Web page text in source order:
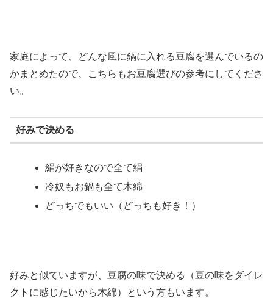
家庭によって、どんな風に鍋に入れる豆腐を選んでいるの
かまとめたので、こちらもお豆腐選びの参考にしてくださ
い。
好みで決める
絹が好きなので全て絹
冷奴もお鍋も全て木綿
どっちでもいい（どっちも好き！）
好みと似ていますが、豆腐の味で決める（豆の味をダイレ
クトに感じたいから木綿）という方もいます。